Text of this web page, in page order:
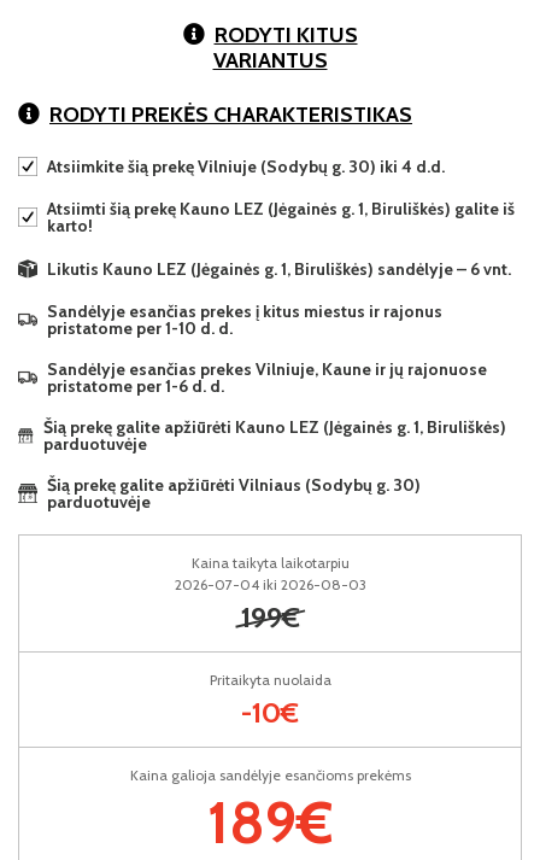
RODYTI KITUS
VARIANTUS
RODYTI PREKĖS CHARAKTERISTIKAS
Atsiimkite šią prekę Vilniuje (Sodybų g. 30) iki 4 d.d.
Atsiimti šią prekę Kauno LEZ (Jėgainės g. 1, Biruliškės) galite iš
karto!
Likutis Kauno LEZ (Jėgainės g. 1, Biruliškės) sandėlyje – 6 vnt.
Sandėlyje esančias prekes į kitus miestus ir rajonus
pristatome per 1-10 d. d.
Sandėlyje esančias prekes Vilniuje, Kaune ir jų rajonuose
pristatome per 1-6 d. d.
Šią prekę galite apžiūrėti Kauno LEZ (Jėgainės g. 1, Biruliškės)
parduotuvėje
Šią prekę galite apžiūrėti Vilniaus (Sodybų g. 30)
parduotuvėje
Kaina galioja sandėlyje esančioms prekėms
189€
Kaina taikyta laikotarpiu
2026-07-04 iki 2026-08-03
199€
Pritaikyta nuolaida
-10€